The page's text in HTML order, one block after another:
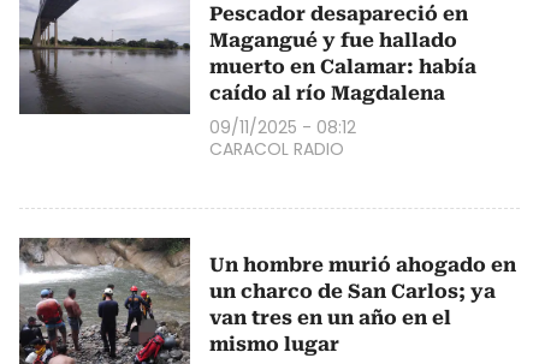
Pescador desapareció en
Magangué y fue hallado
muerto en Calamar: había
caído al río Magdalena
09/11/2025 - 08:12
CARACOL RADIO
Un hombre murió ahogado en
un charco de San Carlos; ya
van tres en un año en el
mismo lugar